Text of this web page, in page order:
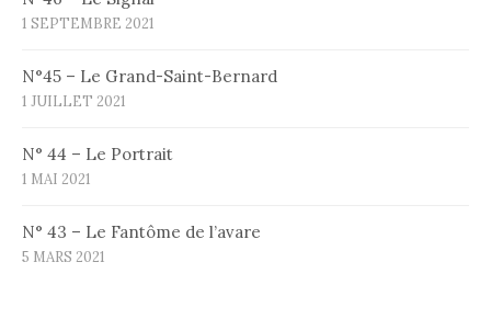
1 SEPTEMBRE 2021
N°45 – Le Grand-Saint-Bernard
1 JUILLET 2021
N° 44 – Le Portrait
1 MAI 2021
N° 43 – Le Fantôme de l’avare
5 MARS 2021